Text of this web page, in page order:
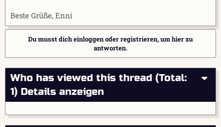
Beste Grüße, Enni
Du musst dich einloggen oder registrieren, um hier zu
antworten.
Who has viewed this thread (Total:
1) Details anzeigen